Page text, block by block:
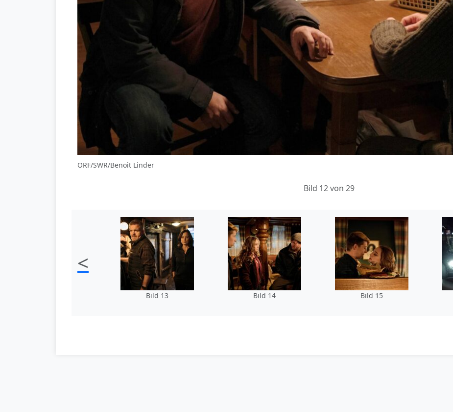
ORF/SWR/Benoit Linder
Bild 12 von 29
<
Bild 13 Bild 14 Bild 15